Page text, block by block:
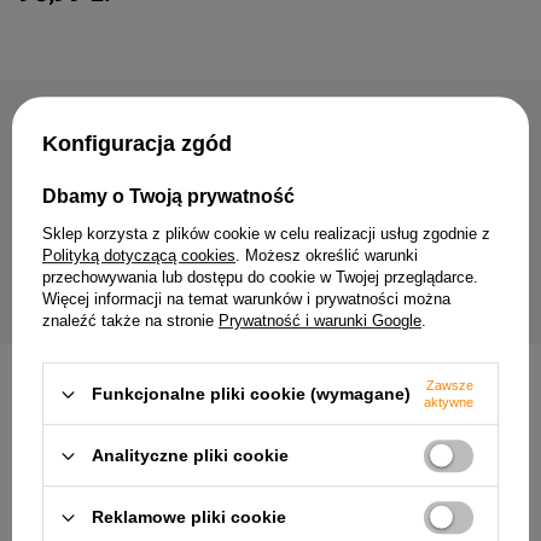
Lampa sufitowa Markus reflektor
metalowa
278,99 zł
do salonu metalowa
142,99 zł
INNE PRODUKTY PRODUCENTA
Konfiguracja zgód
Dbamy o Twoją prywatność
Sklep korzysta z plików cookie w celu realizacji usług zgodnie z
Polityką dotyczącą cookies. Możesz określić warunki
przechowywania lub dostępu do cookie w Twojej przeglądarce.
Więcej informacji na temat warunków i prywatności można
znaleźć także na stronie Prywatność i warunki Google.
Funkcjonalne pliki cookie (wymagane)
Zawsze
aktywne
Analityczne pliki cookie
Reklamowe pliki cookie